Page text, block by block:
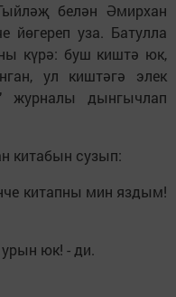
белән Әмирхан
йөгереп уза. Батулла
күрә: буш киштә юк,
ул киштәгә элек
журналы дынгычлап
китабын сузып:
китапны мин яздым!
юк! - ди.